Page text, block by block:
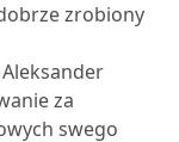
zrobiony
za
swego